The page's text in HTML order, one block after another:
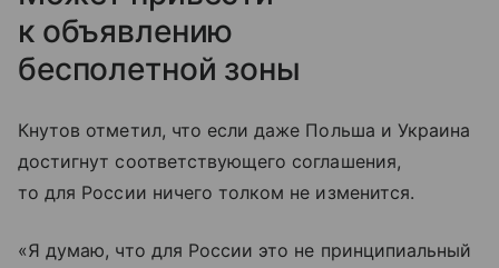
к объявлению
бесполетной зоны
Кнутов отметил, что если даже Польша и Украина
достигнут соответствующего соглашения,
то для России ничего толком не изменится.
«Я думаю, что для России это не принципиальный